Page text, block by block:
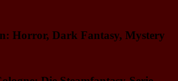
Horror, Dark Fantasy, Mystery